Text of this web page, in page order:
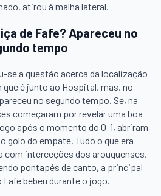
atirou à malha lateral.
de Fafe? Apareceu no
tempo
se a questão acerca da localização
é junto ao Hospital, mas, no
no segundo tempo. Se, na
começaram por revelar uma boa
após o momento do 0-1, abriram
golo do empate. Tudo o que era
com interceções dos arouquenses,
pontapés de canto, a principal
bebeu durante o jogo.